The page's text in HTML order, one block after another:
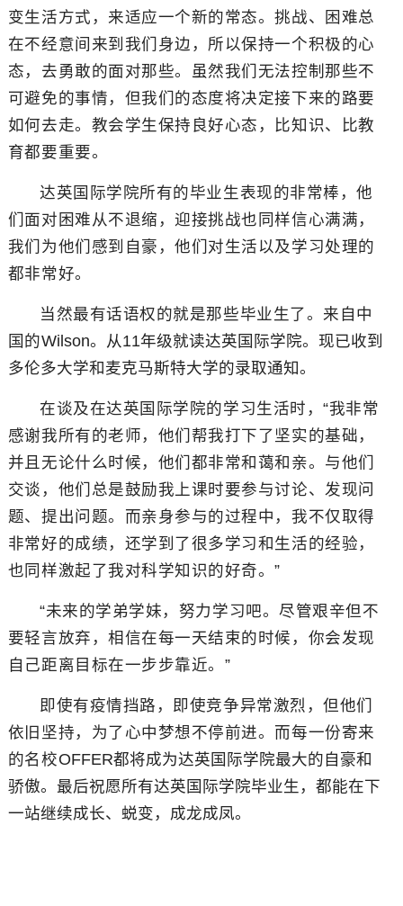
变生活方式，来适应一个新的常态。挑战、困难总
在不经意间来到我们身边，所以保持一个积极的心
态，去勇敢的面对那些。虽然我们无法控制那些不
可避免的事情，但我们的态度将决定接下来的路要
如何去走。教会学生保持良好心态，比知识、比教
育都要重要。
达英国际学院所有的毕业生表现的非常棒，他
们面对困难从不退缩，迎接挑战也同样信心满满，
我们为他们感到自豪，他们对生活以及学习处理的
都非常好。
当然最有话语权的就是那些毕业生了。来自中
国的Wilson。从11年级就读达英国际学院。现已收到
多伦多大学和麦克马斯特大学的录取通知。
在谈及在达英国际学院的学习生活时，“我非常
感谢我所有的老师，他们帮我打下了坚实的基础，
并且无论什么时候，他们都非常和蔼和亲。与他们
交谈，他们总是鼓励我上课时要参与讨论、发现问
题、提出问题。而亲身参与的过程中，我不仅取得
非常好的成绩，还学到了很多学习和生活的经验，
也同样激起了我对科学知识的好奇。”
“未来的学弟学妹，努力学习吧。尽管艰辛但不
要轻言放弃，相信在每一天结束的时候，你会发现
自己距离目标在一步步靠近。”
即使有疫情挡路，即使竞争异常激烈，但他们
依旧坚持，为了心中梦想不停前进。而每一份寄来
的名校OFFER都将成为达英国际学院最大的自豪和
骄傲。最后祝愿所有达英国际学院毕业生，都能在下
一站继续成长、蜕变，成龙成凤。